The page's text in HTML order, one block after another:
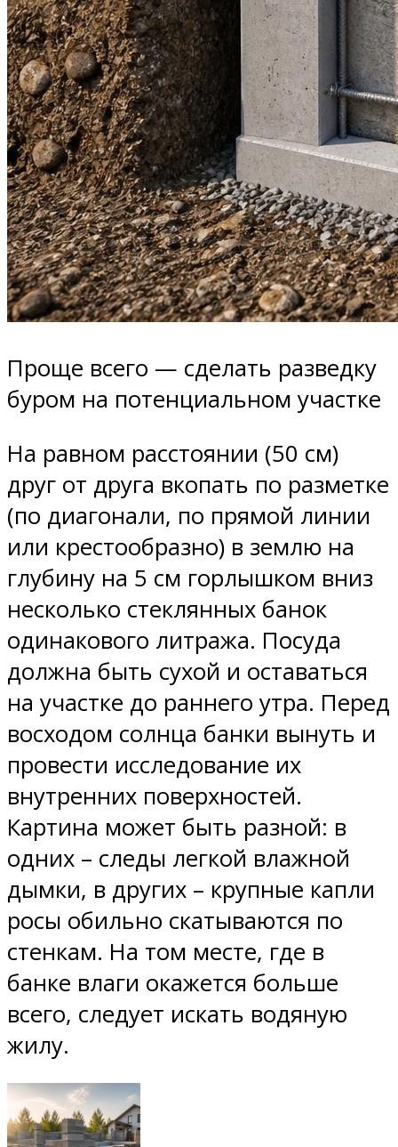
Проще всего — сделать разведку
буром на потенциальном участке
На равном расстоянии (50 см)
друг от друга вкопать по разметке
(по диагонали, по прямой линии
или крестообразно) в землю на
глубину на 5 см горлышком вниз
несколько стеклянных банок
одинакового литража. Посуда
должна быть сухой и оставаться
на участке до раннего утра. Перед
восходом солнца банки вынуть и
провести исследование их
внутренних поверхностей.
Картина может быть разной: в
одних – следы легкой влажной
дымки, в других – крупные капли
росы обильно скатываются по
стенкам. На том месте, где в
банке влаги окажется больше
всего, следует искать водяную
жилу.